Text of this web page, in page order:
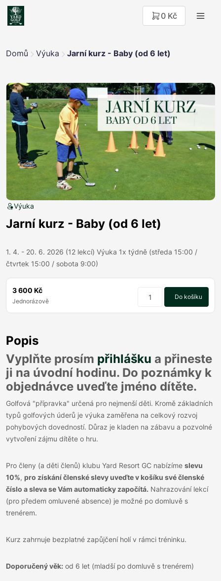
0 Kč
Domů Výuka Jarní kurz - Baby (od 6 let)
Výuka
Jarní kurz - Baby (od 6 let)
1. 4. - 20. 6. 2026 (12 lekcí) Výuka 1x týdně (středa 15:00 /
čtvrtek 15:00 / sobota 9:00)
3 600 Kč
Jednorázově
Do košíku
Popis
Vyplňte prosím přihlášku a přineste
ji na úvodní hodinu. Do poznámky k
objednávce uveďte jméno dítěte.
Golfová "přípravka" určená pro nejmenší děti. Kromě základních
typů golfových úderů je výuka zaměřena na celkový rozvoj
pohybových dovedností. Důraz je kladen na zábavu a pozvolné
vytvoření zájmu dítěte o hru.
Pro členy (a děti členů) klubu Yard Resort GC nabízíme slevu
10%, pro získání členské slevy uveďte v košíku své členské
číslo a sleva se Vám automaticky započítá. Nahrazování lekcí
(pro předem omluvené absence) je možné po domluvě s
trenérem.
Kurz zahrnuje bezplatné zapůjčení holí v rámci tréninku.
Doporučený věk: od 6 let (mladší po domluvě s trenérem)